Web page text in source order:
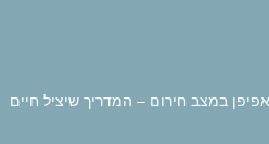
במצב חירום – המדריך שיציל חיים